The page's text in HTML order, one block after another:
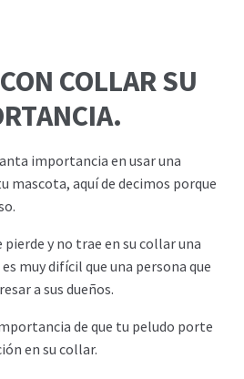
COLLAR SU
importancia en usar una
mascota, aquí de decimos porque
pierde y no trae en su collar una
muy difícil que una persona que
a sus dueños.
de que tu peludo porte
en su collar.